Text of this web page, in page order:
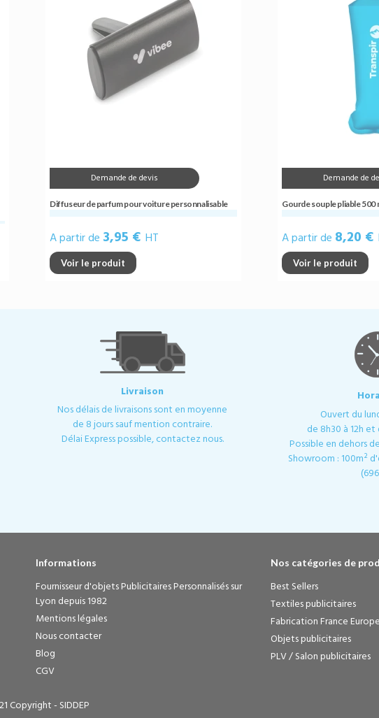
Demande de devis
Diffuseur de parfum pour voiture personnalisable
A partir de 3,95 € HT
Voir le produit
Demande de
Gourde souple pliable 500
A partir de 8,20 €
Voir le produit
Livraison
Nos délais de livraisons sont en moyenne
de 8 jours sauf mention contraire.
Délai Express possible, contactez nous.
Ouvert du
de 8h30 à 12h et
Possible en dehors
Showroom : 100m²
Informations
Fournisseur d'objets Publicitaires Personnalisés sur
Lyon depuis 1982
Mentions légales
Nous contacter
Blog
CGV
Nos catégories de
Best Sellers
Textiles publicitaires
Fabrication France Europe
Objets publicitaires
PLV / Salon publicitaires
Copyright - SIDDEP